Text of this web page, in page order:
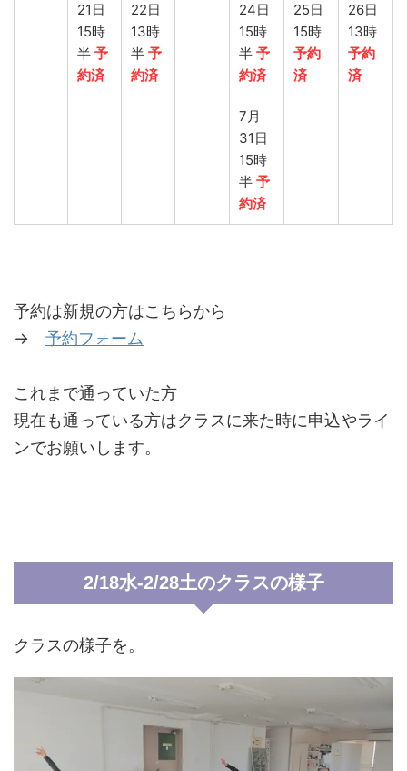
21日
15時
半 予
約済
22日
13時
半 予
約済
24日
15時
半 予
約済
25日
15時
予約
済
26日
13時
予約
済
7月
31日
15時
半 予
約済
予約は新規の方はこちらから
→ 予約フォーム
これまで通っていた方
現在も通っている方はクラスに来た時に申込やライ
ンでお願いします。
2/18水-2/28土のクラスの様子
クラスの様子を。